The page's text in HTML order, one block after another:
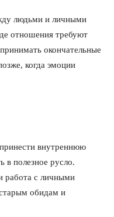
людьми и личными
отношения требуют
окончательные
когда эмоции
внутреннюю
в полезное русло.
работа с личными
обидам и